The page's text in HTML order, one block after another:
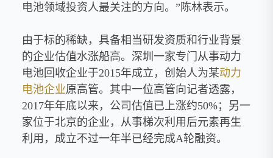
电池领域投资人最关注的方向。”陈林表示。
由于标的稀缺，具备相当研发资质和行业背景
的企业估值水涨船高。深圳一家专门从事动力
电池回收企业于2015年成立，创始人为某动力
电池企业原高管。其中一位高管向记者透露，
2017年年底以来，公司估值已上涨约50%；另一
家位于北京的企业，从事梯次利用后元素再生
利用，成立不过一年半已经完成A轮融资。